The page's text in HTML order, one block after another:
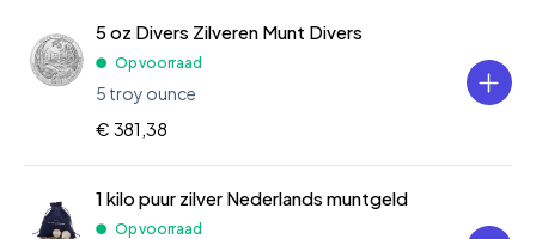
5 oz Divers Zilveren Munt Divers
Op voorraad
5 troy ounce
€ 381,38
1 kilo puur zilver Nederlands muntgeld
Op voorraad